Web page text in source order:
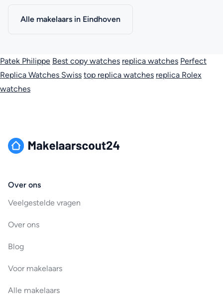
Alle makelaars in Eindhoven
Patek Philippe Best copy watches replica watches Perfect
Replica Watches Swiss top replica watches replica Rolex
watches
Over ons
Veelgestelde vragen
Over ons
Blog
Voor makelaars
Alle makelaars